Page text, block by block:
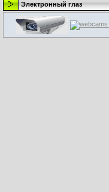
Электронный глаз